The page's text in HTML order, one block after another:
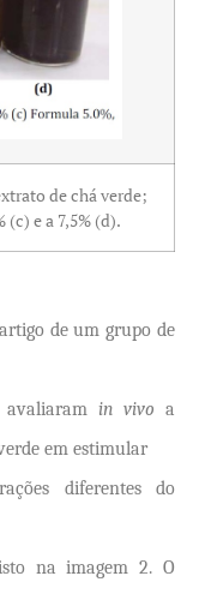
de chá verde;
(c) e a 7,5% (d).
de um grupo de
avaliaram in vivo a
em estimular
diferentes do
na imagem 2. O